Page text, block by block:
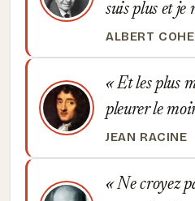
suis plus et je
ALBERT
Et les plus
pleurer le
JEAN RACINE
Ne croyez